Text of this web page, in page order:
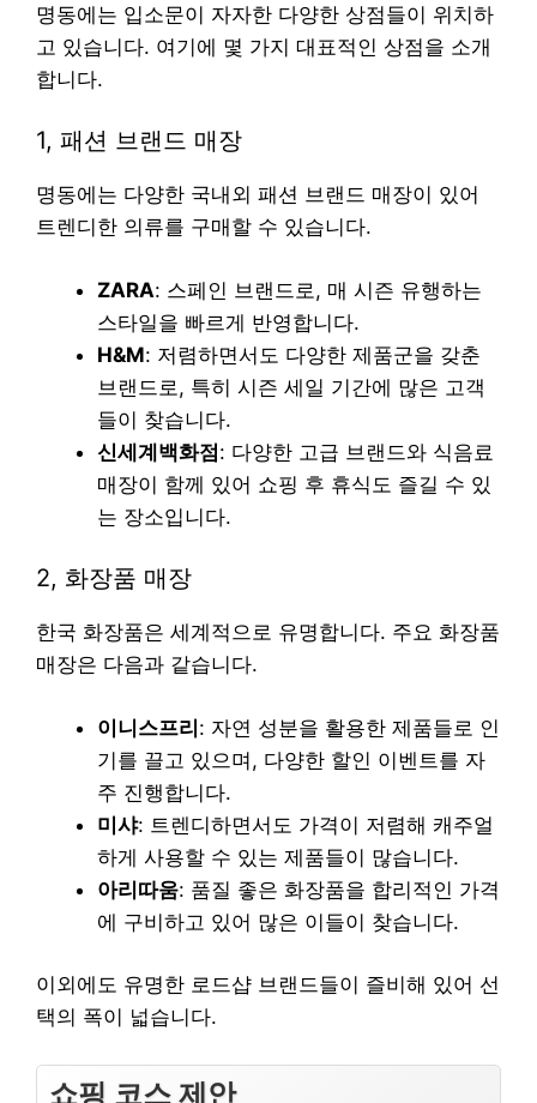
명동에는 입소문이 자자한 다양한 상점들이 위치하
고 있습니다. 여기에 몇 가지 대표적인 상점을 소개
합니다.
1, 패션 브랜드 매장
명동에는 다양한 국내외 패션 브랜드 매장이 있어
트렌디한 의류를 구매할 수 있습니다.
ZARA: 스페인 브랜드로, 매 시즌 유행하는
스타일을 빠르게 반영합니다.
H&M: 저렴하면서도 다양한 제품군을 갖춘
브랜드로, 특히 시즌 세일 기간에 많은 고객
들이 찾습니다.
신세계백화점: 다양한 고급 브랜드와 식음료
매장이 함께 있어 쇼핑 후 휴식도 즐길 수 있
는 장소입니다.
2, 화장품 매장
한국 화장품은 세계적으로 유명합니다. 주요 화장품
매장은 다음과 같습니다.
이니스프리: 자연 성분을 활용한 제품들로 인
기를 끌고 있으며, 다양한 할인 이벤트를 자
주 진행합니다.
미샤: 트렌디하면서도 가격이 저렴해 캐주얼
하게 사용할 수 있는 제품들이 많습니다.
아리따움: 품질 좋은 화장품을 합리적인 가격
에 구비하고 있어 많은 이들이 찾습니다.
이외에도 유명한 로드샵 브랜드들이 즐비해 있어 선
택의 폭이 넓습니다.
쇼핑 코스 제안